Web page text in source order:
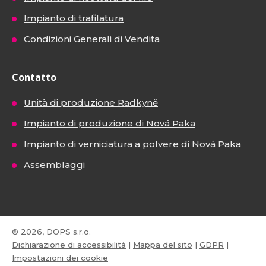
Impianto di trafilatura
Condizioni Generali di Vendita
Contatto
Unità di produzione Radkyně
Impianto di produzione di Nová Paka
Impianto di verniciatura a polvere di Nová Paka
Assemblaggi
© 2026, DOPS s.r.o.
Dichiarazione di accessibilità | Mappa del sito | GDPR |
Impostazioni dei cookie